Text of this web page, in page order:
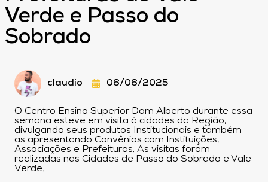
Verde e Passo do
Sobrado
claudio 06/06/2025
O Centro Ensino Superior Dom Alberto durante essa
semana esteve em visita à cidades da Região,
divulgando seus produtos Institucionais e também
as apresentando Convênios com Instituições,
Associações e Prefeituras. As visitas foram
realizadas nas Cidades de Passo do Sobrado e Vale
Verde.